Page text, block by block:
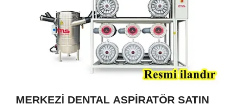
MERKEZİ DENTAL ASPİRATÖR SATIN